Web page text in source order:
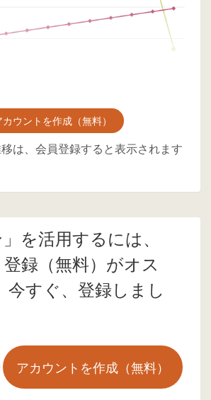
カウントを作成（無料）
は、会員登録すると表示されます
を活用するには、
録（無料）がオス
今すぐ、登録しまし
アカウントを作成（無料）